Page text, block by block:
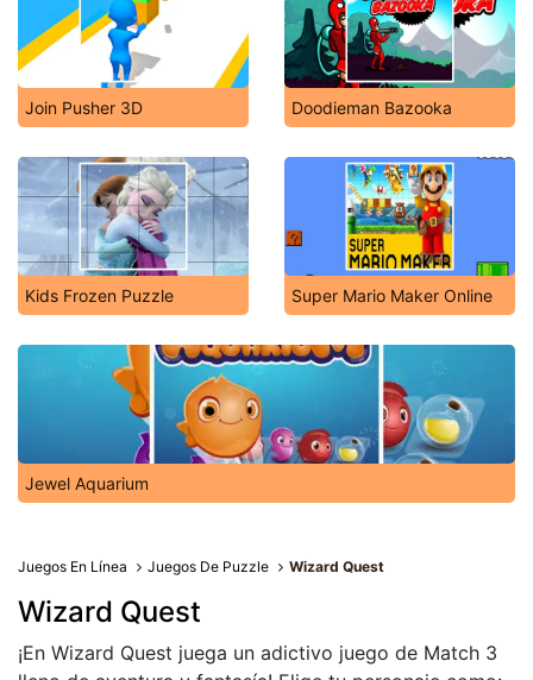
Join Pusher 3D Doodieman Bazooka
Kids Frozen Puzzle Super Mario Maker Online
Jewel Aquarium
Juegos En Línea Juegos De Puzzle Wizard Quest
Wizard Quest
¡En Wizard Quest juega un adictivo juego de Match 3